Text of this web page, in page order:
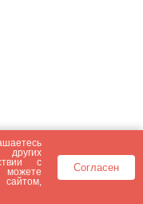
с
Согласен